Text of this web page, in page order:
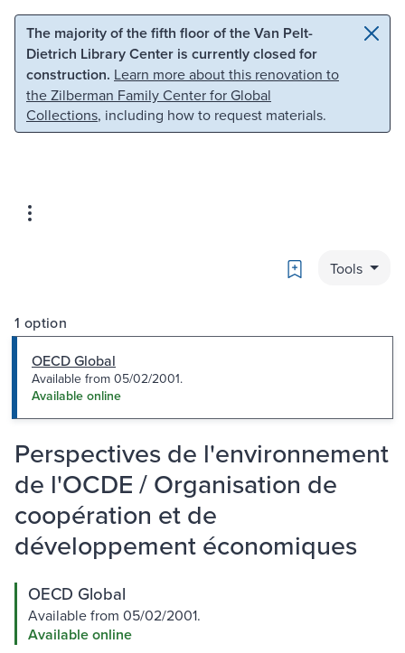
Skip to main content Skip to search
The majority of the fifth floor of the Van Pelt-
Dietrich Library Center is currently closed for
construction. Learn more about this renovation to
the Zilberman Family Center for Global
Collections, including how to request materials.
Bookmark
Tools
1 option
OECD Global
Available from 05/02/2001.
Available online
Perspectives de l'environnement
de l'OCDE / Organisation de
coopération et de
développement économiques
OECD Global
Available from 05/02/2001.
Available online